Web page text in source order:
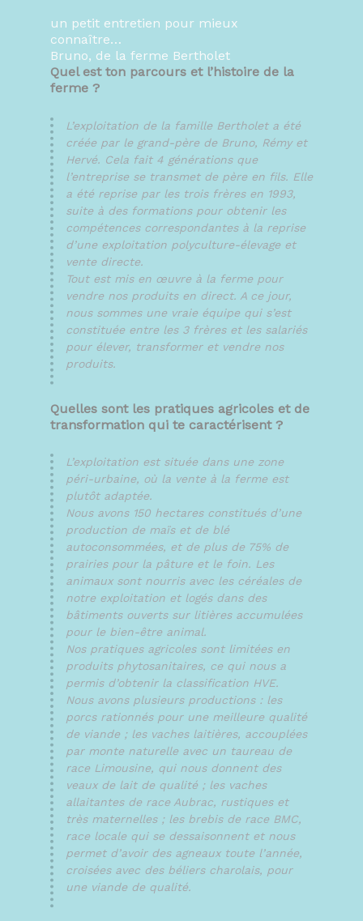
un petit entretien pour mieux
connaître…
Bruno, de la ferme Bertholet
Quel est ton parcours et l’histoire de la
ferme ?
L’exploitation de la famille Bertholet a été
créée par le grand-père de Bruno, Rémy et
Hervé. Cela fait 4 générations que
l’entreprise se transmet de père en fils. Elle
a été reprise par les trois frères en 1993,
suite à des formations pour obtenir les
compétences correspondantes à la reprise
d’une exploitation polyculture-élevage et
vente directe.
Tout est mis en œuvre à la ferme pour
vendre nos produits en direct. A ce jour,
nous sommes une vraie équipe qui s’est
constituée entre les 3 frères et les salariés
pour élever, transformer et vendre nos
produits.
Quelles sont les pratiques agricoles et de
transformation qui te caractérisent ?
L’exploitation est située dans une zone
péri-urbaine, où la vente à la ferme est
plutôt adaptée.
Nous avons 150 hectares constitués d’une
production de maïs et de blé
autoconsommées, et de plus de 75% de
prairies pour la pâture et le foin. Les
animaux sont nourris avec les céréales de
notre exploitation et logés dans des
bâtiments ouverts sur litières accumulées
pour le bien-être animal.
Nos pratiques agricoles sont limitées en
produits phytosanitaires, ce qui nous a
permis d’obtenir la classification HVE.
Nous avons plusieurs productions : les
porcs rationnés pour une meilleure qualité
de viande ; les vaches laitières, accouplées
par monte naturelle avec un taureau de
race Limousine, qui nous donnent des
veaux de lait de qualité ; les vaches
allaitantes de race Aubrac, rustiques et
très maternelles ; les brebis de race BMC,
race locale qui se dessaisonnent et nous
permet d’avoir des agneaux toute l’année,
croisées avec des béliers charolais, pour
une viande de qualité.